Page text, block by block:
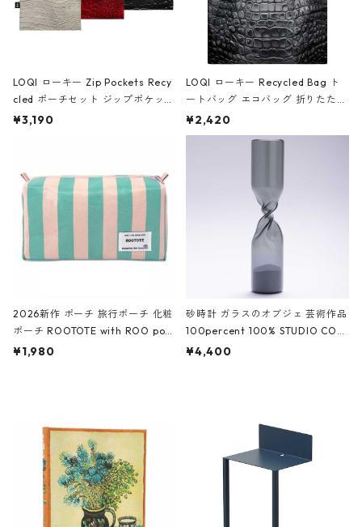
LOQI ローキー Zip Pockets Recy
cled ポーチセット ジップポケット
ファスナーポーチ 撥水加工 トラベ
ーガンディー、オフホワイト
¥3,190
LOQI ローキー Recycled Bag ト
ートバッグ エコバッグ 折りたたみ
大きめ 撥水加工 収納ポーチ CRO
CODILE/Black クロコダイル/ブラ
¥2,420
2026新作 ポーチ 旅行ポーチ 化粧
ポーチ ROOTOTE with ROO pou
ch 3532 ルートート WR.ポーチ.ラ
¥1,980
砂時計 ガラスのオブジェ 芸術作品
100percent 100% STUDIO COH
AKU Timeless 100パーセント ス
¥4,400